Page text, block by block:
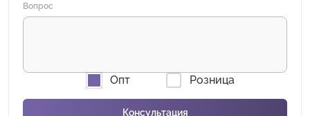
Вопрос
Опт Розница